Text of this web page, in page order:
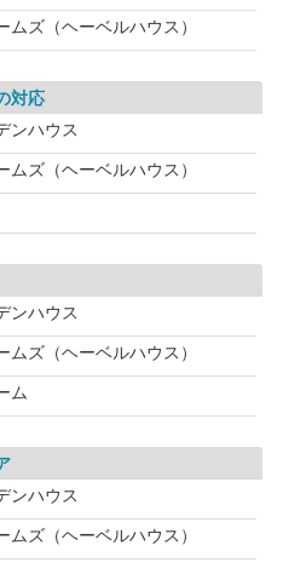
ムズ（ヘーベルハウス）
対応
ンハウス
ムズ（ヘーベルハウス）
ンハウス
ムズ（ヘーベルハウス）
ム
ンハウス
ムズ（ヘーベルハウス）